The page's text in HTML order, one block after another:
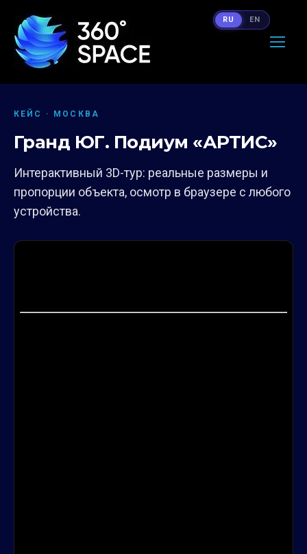
КЕЙС · МОСКВА
Гранд ЮГ. Подиум «АРТИС»
Интерактивный 3D-тур: реальные размеры и
пропорции объекта, осмотр в браузере с любого
устройства.
RU EN